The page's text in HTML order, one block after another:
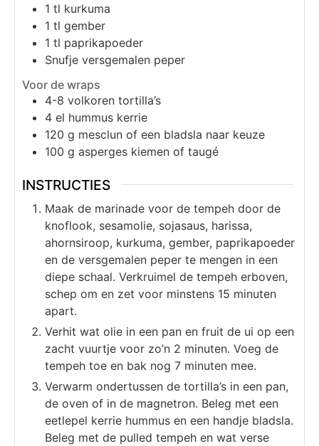
1 tl kurkuma
1 tl gember
1 tl paprikapoeder
Snufje versgemalen peper
Voor de wraps
4-8 volkoren tortilla’s
4 el hummus kerrie
120 g mesclun of een bladsla naar keuze
100 g asperges kiemen of taugé
INSTRUCTIES
Maak de marinade voor de tempeh door de
knoflook, sesamolie, sojasaus, harissa,
ahornsiroop, kurkuma, gember, paprikapoeder
en de versgemalen peper te mengen in een
diepe schaal. Verkruimel de tempeh erboven,
schep om en zet voor minstens 15 minuten
apart.
Verhit wat olie in een pan en fruit de ui op een
zacht vuurtje voor zo’n 2 minuten. Voeg de
tempeh toe en bak nog 7 minuten mee.
Verwarm ondertussen de tortilla’s in een pan,
de oven of in de magnetron. Beleg met een
eetlepel kerrie hummus en een handje bladsla.
Beleg met de pulled tempeh en wat verse